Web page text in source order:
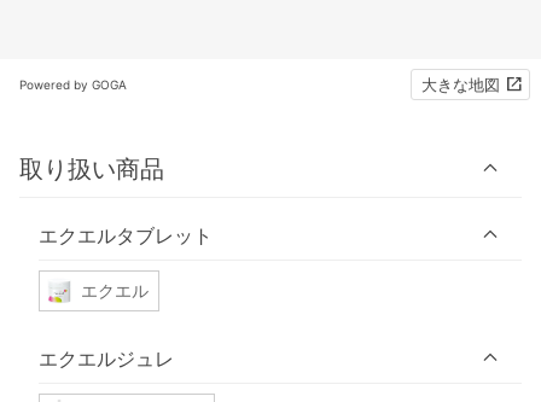
Powered by GOGA 大きな地図
取り扱い商品
エクエルタブレット
エクエル
エクエルジュレ